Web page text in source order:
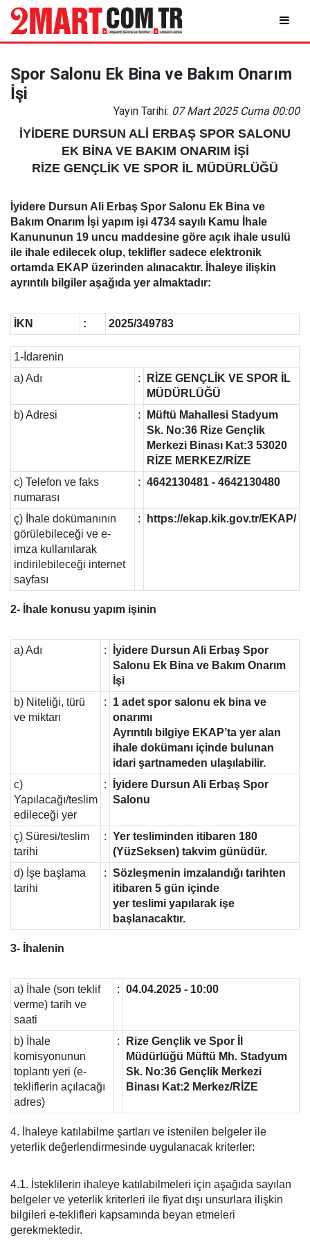
Spor Salonu Ek Bina ve Bakım Onarım
İşi
Yayın Tarihi: 07 Mart 2025 Cuma 00:00
İYİDERE DURSUN ALİ ERBAŞ SPOR SALONU
EK BİNA VE BAKIM ONARIM İŞİ
RİZE GENÇLİK VE SPOR İL MÜDÜRLÜĞÜ
İyidere Dursun Ali Erbaş Spor Salonu Ek Bina ve
Bakım Onarım İşi yapım işi 4734 sayılı Kamu İhale
Kanununun 19 uncu maddesine göre açık ihale usulü
ile ihale edilecek olup, teklifler sadece elektronik
ortamda EKAP üzerinden alınacaktır. İhaleye ilişkin
ayrıntılı bilgiler aşağıda yer almaktadır:
İKN : 2025/349783
1-İdarenin
a) Adı
:
RİZE GENÇLİK VE SPOR İL
MÜDÜRLÜĞÜ
b) Adresi
:
Müftü Mahallesi Stadyum
Sk. No:36 Rize Gençlik
Merkezi Binası Kat:3 53020
RİZE MERKEZ/RİZE
c) Telefon ve faks
numarası
: 4642130481 - 4642130480
ç) İhale dokümanının
görülebileceği ve e-
imza kullanılarak
indirilebileceği internet
sayfası
: https://ekap.kik.gov.tr/EKAP/
2- İhale konusu yapım işinin
a) Adı :
İyidere Dursun Ali Erbaş Spor
Salonu Ek Bina ve Bakım Onarım
İşi
b) Niteliği, türü
ve miktarı
:
1 adet spor salonu ek bina ve
onarımı
Ayrıntılı bilgiye EKAP’ta yer alan
ihale dokümanı içinde bulunan
idari şartnameden ulaşılabilir.
c)
Yapılacağı/teslim
edileceği yer
:
İyidere Dursun Ali Erbaş Spor
Salonu
ç) Süresi/teslim
tarihi
: Yer tesliminden itibaren 180
(YüzSeksen) takvim günüdür.
d) İşe başlama
tarihi
: Sözleşmenin imzalandığı tarihten
itibaren 5 gün içinde
yer teslimi yapılarak işe
başlanacaktır.
3- İhalenin
a) İhale (son teklif
verme) tarih ve
saati
: 04.04.2025 - 10:00
b) İhale
komisyonunun
toplantı yeri (e-
tekliflerin açılacağı
adres)
:
Rize Gençlik ve Spor İl
Müdürlüğü Müftü Mh. Stadyum
Sk. No:36 Gençlik Merkezi
Binası Kat:2 Merkez/RİZE
4. İhaleye katılabilme şartları ve istenilen belgeler ile
yeterlik değerlendirmesinde uygulanacak kriterler:
4.1. İsteklilerin ihaleye katılabilmeleri için aşağıda sayılan
belgeler ve yeterlik kriterleri ile fiyat dışı unsurlara ilişkin
bilgileri e-teklifleri kapsamında beyan etmeleri
gerekmektedir.